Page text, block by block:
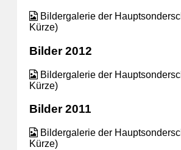
Bildergalerie der
Kürze)
Bilder 2012
Bildergalerie der
Kürze)
Bilder 2011
Bildergalerie der
Kürze)